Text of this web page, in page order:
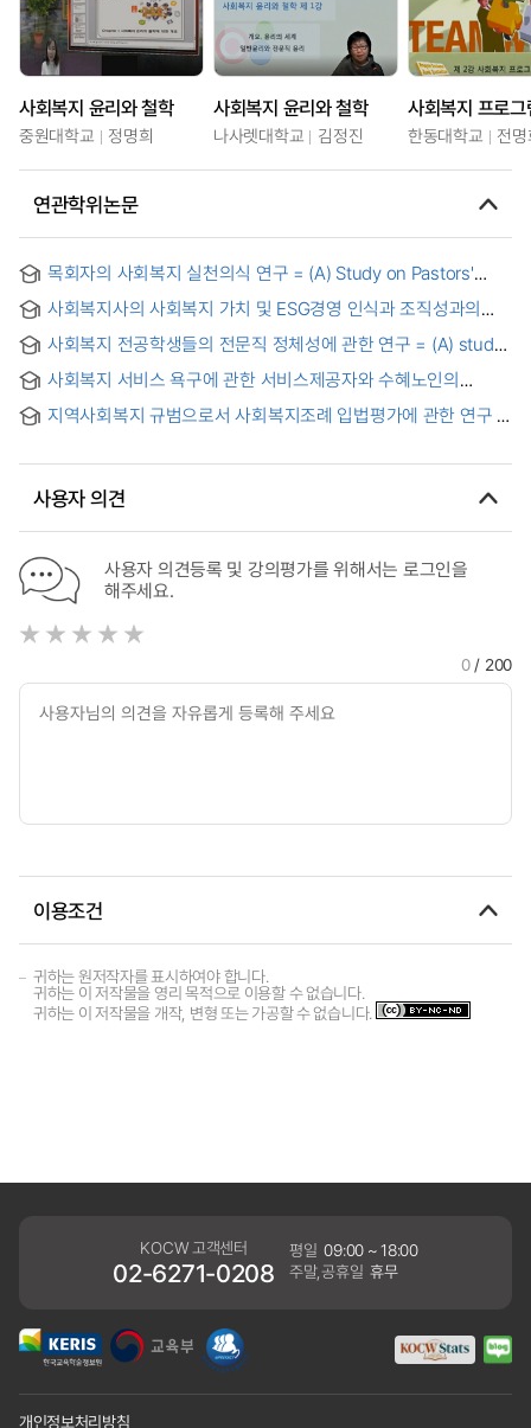
사회복지 윤리와 철학
중원대학교 정명희
사회복지 윤리와 철학
나사렛대학교 김정진 한동대학교 전
연관학위논문
목회자의 사회복지 실천의식 연구 = (A) Study on Pastors'
사회복지사의 사회복지 가치 및 ESG경영 인식과 조직성과의
사회복지 전공학생들의 전문직 정체성에 관한 연구 = (A) study
students in social welfare program
사회복지 서비스 욕구에 관한 서비스제공자와 수혜노인의
지역사회복지 규범으로서 사회복지조례 입법평가에 관한 연구 :
사용자 의견
사용자 의견등록 및 강의평가를 위해서는 로그인을
해주세요.
0/ 200
이용조건
귀하는 원저작자를 표시하여야 합니다.
귀하는 이 저작물을 영리 목적으로 이용할 수 없습니다.
귀하는 이 저작물을 개작, 변형 또는 가공할 수 없습니다.
KOCW 고객센터
02-6271-0208
평일 09:00 ~ 18:00
주말,공휴일 휴무
개인정보처리방침